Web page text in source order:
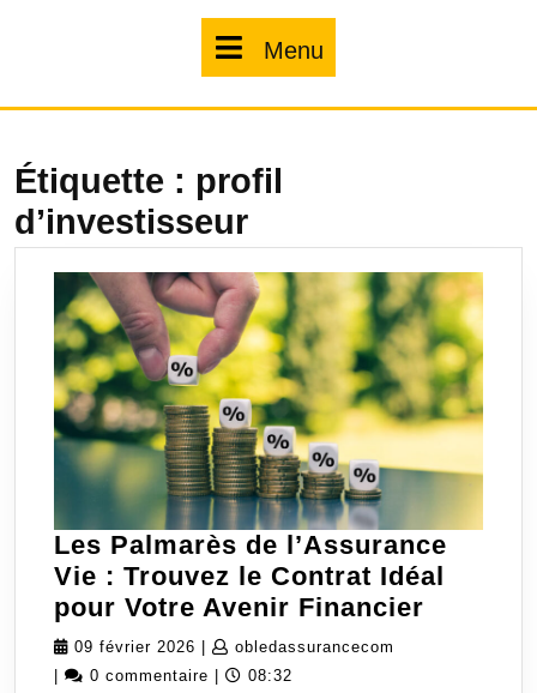
Menu
Étiquette : profil
d’investisseur
Les Palmarès de l’Assurance
Vie : Trouvez le Contrat Idéal
pour Votre Avenir Financier
09 février 2026 09
février
obledassurancecom
0 commentaire 08:32